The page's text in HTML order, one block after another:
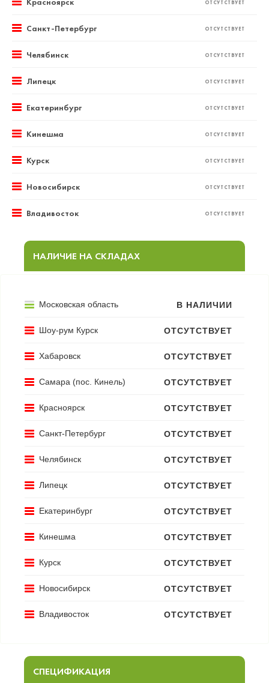
ОТСУТСТВУЕТ
Санкт-Петербург ОТСУТСТВУЕТ
Челябинск ОТСУТСТВУЕТ
Липецк ОТСУТСТВУЕТ
Екатеринбург ОТСУТСТВУЕТ
Кинешма ОТСУТСТВУЕТ
Курск ОТСУТСТВУЕТ
Новосибирск ОТСУТСТВУЕТ
Владивосток ОТСУТСТВУЕТ
НАЛИЧИЕ НА СКЛАДАХ
Московская область В НАЛИЧИИ
Шоу-рум Курск ОТСУТСТВУЕТ
Хабаровск ОТСУТСТВУЕТ
Самара (пос. Кинель) ОТСУТСТВУЕТ
Красноярск ОТСУТСТВУЕТ
Санкт-Петербург ОТСУТСТВУЕТ
Челябинск ОТСУТСТВУЕТ
Липецк ОТСУТСТВУЕТ
Екатеринбург ОТСУТСТВУЕТ
Кинешма ОТСУТСТВУЕТ
Курск ОТСУТСТВУЕТ
Новосибирск ОТСУТСТВУЕТ
Владивосток ОТСУТСТВУЕТ
СПЕЦИФИКАЦИЯ